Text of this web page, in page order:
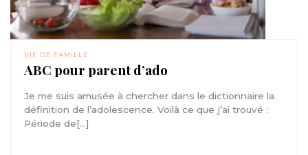
VIE DE FAMILLE
ABC pour parent d’ado
Je me suis amusée à chercher dans le dictionnaire la
définition de l’adolescence. Voilà ce que j’ai trouvé :
Période de[...]